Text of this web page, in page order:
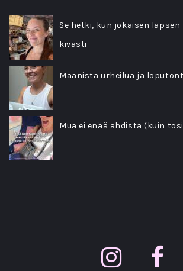
Se hetki, kun jokaisen lapsen
kivasti
Maanista urheilua ja
Mua ei enää ahdista (kuin